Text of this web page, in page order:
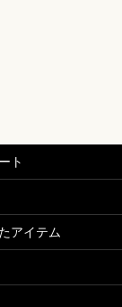
ト
アイテム